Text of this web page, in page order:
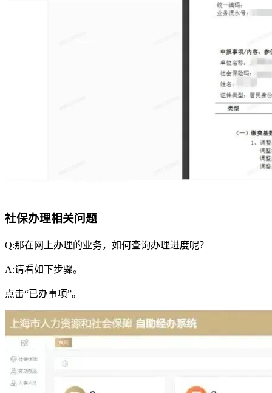
社保办理相关问题
Q:那在网上办理的业务，如何查询办理进度呢？
A:请看如下步骤。
点击“已办事项”。